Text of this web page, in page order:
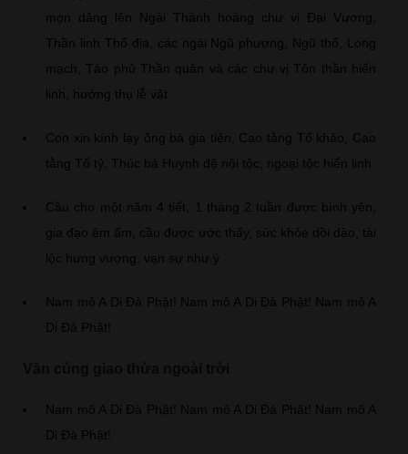
mọn dâng lên Ngài Thành hoàng chư vị Đại Vương,
Thần linh Thổ địa, các ngài Ngũ phương, Ngũ thổ, Long
mạch, Táo phủ Thần quân và các chư vị Tôn thần hiển
linh, hưởng thụ lễ vật.
Con xin kính lạy ông bà gia tiên, Cao tằng Tổ khảo, Cao
tằng Tổ tỷ, Thúc bá Huynh đệ nội tộc, ngoại tộc hiển linh.
Cầu cho một năm 4 tiết, 1 tháng 2 tuần được bình yên,
gia đạo êm ấm, cầu được ước thấy, sức khỏe dồi dào, tài
lộc hưng vượng, vạn sự như ý.
Nam mô A Di Đà Phật! Nam mô A Di Đà Phật! Nam mô A
Di Đà Phật!
Nam mô A Di Đà Phật! Nam mô A Di Đà Phật! Nam mô A
Di Đà Phật!